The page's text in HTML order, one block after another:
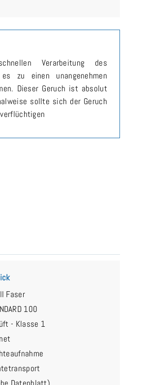
Verarbeitung des
zu einen unangenehmen
Dieser Geruch ist absolut
sollte sich der Geruch
Faser
100
- Klasse 1